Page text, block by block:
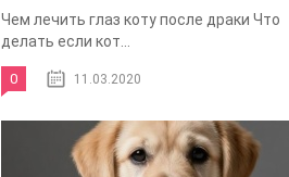
Чем лечить глаз коту после драки Что
делать если кот...
0 11.03.2020